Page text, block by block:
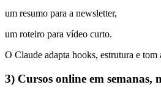
um resumo para a newsletter,
um roteiro para vídeo curto.
O Claude adapta hooks, estrutura e tom
3) Cursos online em semanas,